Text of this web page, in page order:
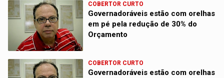
COBERTOR CURTO
Governadoráveis estão com orelhas
em pé pela redução de 30% do
Orçamento
COBERTOR CURTO
Governadoráveis estão com orelhas